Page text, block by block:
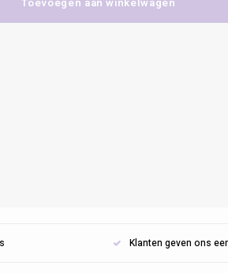
Toevoegen aan winkelwagen
Klanten geven ons